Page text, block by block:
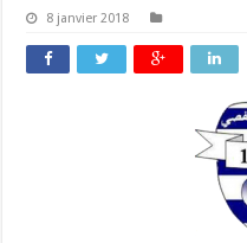
8 janvier 2018